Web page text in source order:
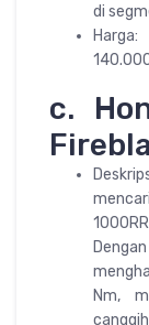
di
c.
Nm,